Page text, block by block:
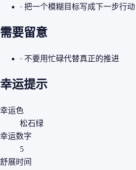
· 把一个模糊目标写成下一步行动
需要留意
· 不要用忙碌代替真正的推进
幸运提示
幸运色
松石绿
幸运数字
5
舒展时间